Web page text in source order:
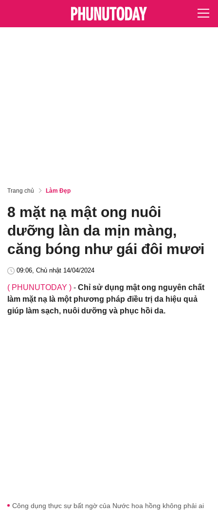
Trang chủ Làm Đẹp
8 mặt nạ mật ong nuôi
dưỡng làn da mịn màng,
căng bóng như gái đôi mươi
09:06, Chủ nhật 14/04/2024
( PHUNUTODAY ) - Chỉ sử dụng mật ong nguyên chất
làm mặt nạ là một phương pháp điều trị da hiệu quả
giúp làm sạch, nuôi dưỡng và phục hồi da.
Công dụng thực sự bất ngờ của Nước hoa hồng không phải ai